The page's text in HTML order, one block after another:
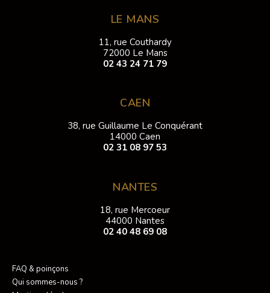
LE MANS
11, rue Couthardy
72000 Le Mans
02 43 24 71 79
CAEN
38, rue Guillaume Le Conquérant
14000 Caen
02 31 08 97 53
NANTES
18, rue Mercoeur
44000 Nantes
02 40 48 69 08
FAQ & poinçons
Qui sommes-nous ?